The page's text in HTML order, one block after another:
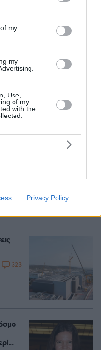
its third-party tags to
in below Google
my
my
Use,
of my
with the
Privacy Policy
40χρονος με
και τον άφησε
323